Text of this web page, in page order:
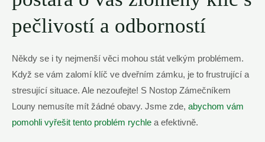
pečlivostí a odborností
Někdy se i ty nejmenší věci mohou stát velkým problémem.
Když se vám zalomí klíč ve dveřním zámku, je to frustrující a
stresující situace. Ale nezoufejte! S Nostop Zámečníkem
Louny nemusíte mít žádné obavy. Jsme zde, abychom vám
pomohli vyřešit tento problém rychle a efektivně.